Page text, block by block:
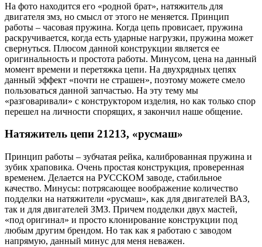
На фото находится его «родной брат», натяжитель для
двигателя змз, но смысл от этого не меняется. Принцип
работы – часовая пружина. Когда цепь провисает, пружина
раскручивается, когда есть ударные нагрузки, пружина может
свернуться. Плюсом данной конструкции является ее
оригинальность и простота работы. Минусом, цена на данный
момент времени и перетяжка цепи. На двухрядных цепях
данный эффект «почти не страшен», поэтому можете смело
пользоваться данной запчастью. На эту тему мы
«разговаривали» с конструктором изделия, но как только спор
перешел на личности спорящих, я закончил наше общение.
Натяжитель цепи 21213, «русмаш»
Принцип работы – зубчатая рейка, калиброванная пружина и
зубик храповика. Очень простая конструкция, проверенная
временем. Делается на РУССКОМ заводе, стабильное
качество. Минусы: потрясающее воображение количество
подделки на натяжители «русмаш», как для двигателей ВАЗ,
так и для двигателей ЗМЗ. Причем подделки двух мастей,
«под оригинал» и просто клонирование конструкции под
любым другим брендом. Но так как я работаю с заводом
напрямую, данный минус для меня неважен.